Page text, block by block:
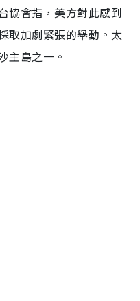
協會指，美方對此感到
取加劇緊張的舉動。太
主島之一。